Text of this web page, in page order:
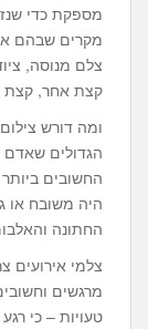
מספקת כדי
מקרים שבהם
צלם מנוסה,
קצת אחר, קצת
ומה דורש
הגדולים שאדם
החשובים
היה משובח או
החתונה
צלמי אירועים
מרגשים
טעויות – כי